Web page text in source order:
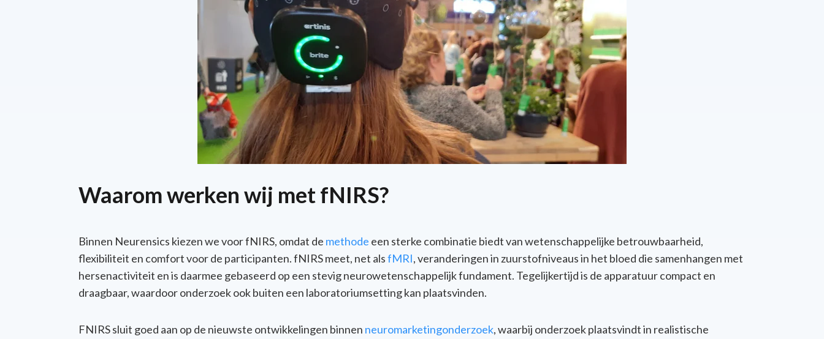
Waarom werken wij met fNIRS?
Binnen Neurensics kiezen we voor fNIRS, omdat de methode een sterke combinatie biedt van wetenschappelijke betrouwbaarheid,
flexibiliteit en comfort voor de participanten. fNIRS meet, net alsfMRI, veranderingen in zuurstofniveaus in het bloed die samenhangen met
hersenactiviteit en is daarmee gebaseerd op een stevig neurowetenschappelijk fundament. Tegelijkertijd is de apparatuur compact en
draagbaar, waardoor onderzoek ook buiten een laboratoriumsetting kan plaatsvinden.
FNIRS sluit goed aan op de nieuwste ontwikkelingen binnen neuromarketingonderzoek, waarbij onderzoek plaatsvindt in realistische